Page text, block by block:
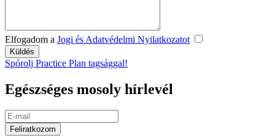
Elfogadom a Jogi és Adatvédelmi Nyilatkozatot
Spórolj Practice Plan tagsággal!
Egészséges mosoly hírlevél